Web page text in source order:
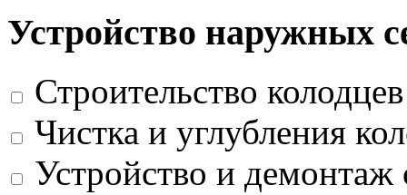
Устройство наружных
Строительство
Чистка и углубления
Устройство и